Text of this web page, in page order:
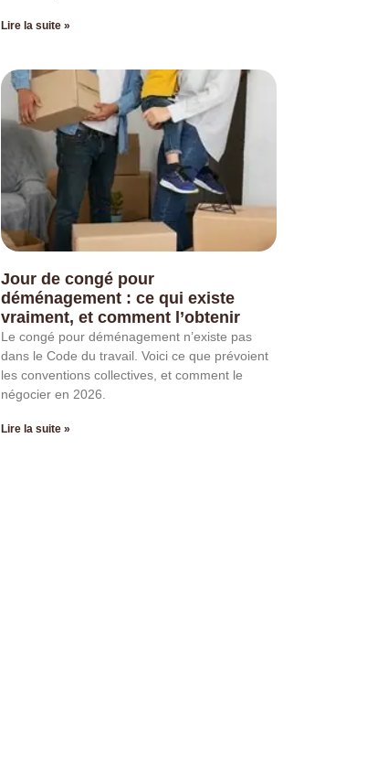
Lire la suite »
Jour de congé pour
déménagement : ce qui existe
vraiment, et comment l’obtenir
Le congé pour déménagement n’existe pas
dans le Code du travail. Voici ce que prévoient
les conventions collectives, et comment le
négocier en 2026.
Lire la suite »